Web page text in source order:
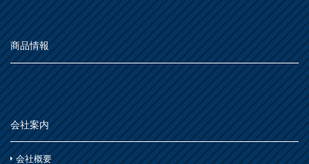
SDGsについて SDGs
SDGsへの取り組み
活動内容
SDSお問い合わせ SDS
個人情報について PRIVACY POLICY
オンラインショップ ONLINE SHOP
屋根
トタン屋根
セメント・ベスト瓦屋根
木部
プラスチック製品
外壁・塀
コンクリート壁・リシン壁・サイディング壁・ブロック壁
石材・タイル
ステンレス
室内壁・天井
ビニール壁紙・石膏ボード
砂壁・繊維壁
コンクリート・モルタル壁
木部
浴室
下地処理・塗装関連・その他
水性多用途
室内壁・浴室
鉄部・木部・アルミ(油性)
さび止め
あ
か
さ
た
な
シーン別
雨天
木に塗る
商品情報
会社案内
会社概要